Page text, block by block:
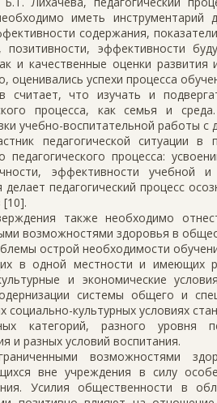
иметь инструментарий
содержания,
позитивности, эффективности
и качественные оценки
оценивались успехи процесса
считает, что изучать и
процесса, как семья и
учебно-воспитательной работы с
педагогической ситуации в
педагогического процесса:
эффективности учебной и
педагогический процесс
[10].
также необходимо
возможностями здоровья в
острой необходимости
в одной местности и имеющих
и экономические
системы общего и
социально-культурных условиях
категорий, разного уровня
и разных условий воспитания.
возможностями
вне учреждения в силу
Усилия общественности в